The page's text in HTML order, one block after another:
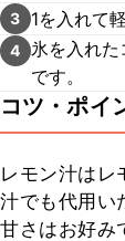
3 1を入れて
4 氷を入れ
です。
コツ・ポイ
レモン汁はレ
汁でも代用い
甘さはお好み